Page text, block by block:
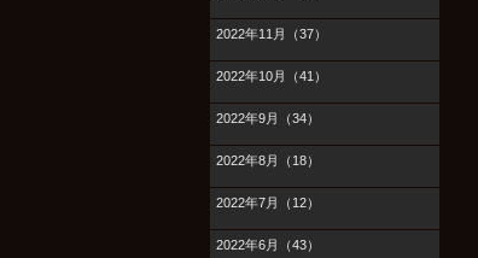
2022年11月（37）
2022年10月（41）
2022年9月（34）
2022年8月（18）
2022年7月（12）
2022年6月（43）